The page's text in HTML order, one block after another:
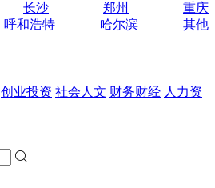
长沙 郑州
重庆
呼和浩特 哈尔滨
其他
创业投资 社会人文 财务财经 人力资